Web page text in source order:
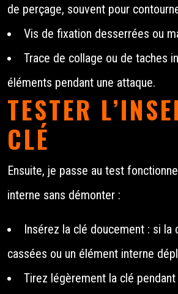
de perçage, souvent pour
Vis de fixation desserrées ou
Trace de collage ou de taches
éléments pendant une attaque.
TESTER
CLÉ
Ensuite, je passe au test
interne sans démonter :
Insérez la clé doucement : si la
cassées ou un élément interne
Tirez légèrement la clé